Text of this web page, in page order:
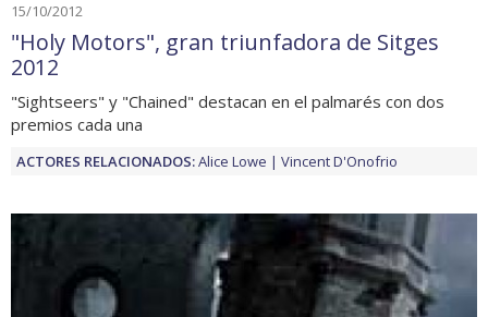
15/10/2012
"Holy Motors", gran triunfadora de Sitges
2012
"Sightseers" y "Chained" destacan en el palmarés con dos
premios cada una
ACTORES RELACIONADOS:Alice Lowe Vincent D'Onofrio